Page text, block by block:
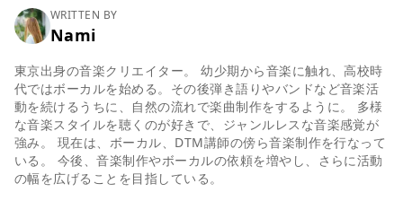
WRITTEN BY
Nami
東京出身の音楽クリエイター。 幼少期から音楽に触れ、高校時
代ではボーカルを始める。その後弾き語りやバンドなど音楽活
動を続けるうちに、自然の流れで楽曲制作をするように。 多様
な音楽スタイルを聴くのが好きで、ジャンルレスな音楽感覚が
強み。 現在は、ボーカル、DTM講師の傍ら音楽制作を行なって
いる。 今後、音楽制作やボーカルの依頼を増やし、さらに活動
の幅を広げることを目指している。